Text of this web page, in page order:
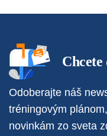
Odoberajte náš
tréningovým
novinkám zo sveta